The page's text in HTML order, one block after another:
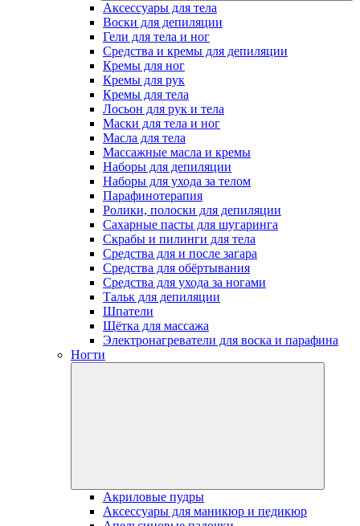
Аксессуары для тела
Воски для депиляции
Гели для тела и ног
Средства и кремы для депиляции
Кремы для ног
Кремы для рук
Кремы для тела
Лосьон для рук и тела
Маски для тела и ног
Масла для тела
Массажные масла и кремы
Наборы для депиляции
Наборы для ухода за телом
Парафинотерапия
Ролики, полоски для депиляции
Сахарные пасты для шугаринга
Скрабы и пилинги для тела
Средства для и после загара
Средства для обёртывания
Средства для ухода за ногами
Тальк для депиляции
Шпатели
Щётка для массажа
Электронагреватели для воска и парафина
Ногти
Акриловые пудры
Аксессуары для маникюр и педикюр